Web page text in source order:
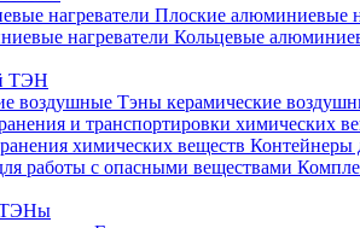
Плоские алюминиевые
Кольцевые
ТЭН
Тэны керамические
и транспортировки химических
Контейнеры
ТЭНы